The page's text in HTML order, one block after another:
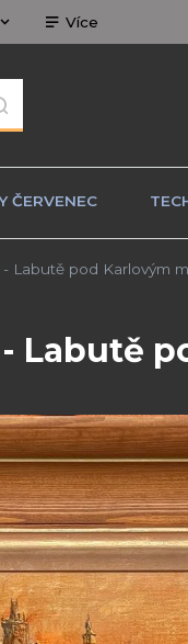
Více
ČERVENEC
- Labutě pod Karlovým
Labutě